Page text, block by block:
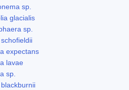
sp.
glacialis
sp.
expectans
lavae
sp.